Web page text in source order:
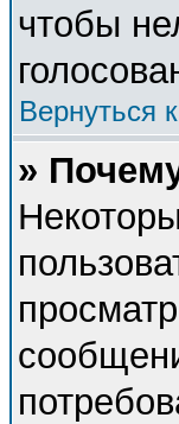
чтобы
Вернуться
»